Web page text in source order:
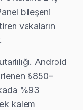
onarım hizmeti
Android
coğrafi
İşçilik 6 ay,
Deresi'tan
taleplerinin
bileşeni
vakaların
Android
₺850–
%93
kalem